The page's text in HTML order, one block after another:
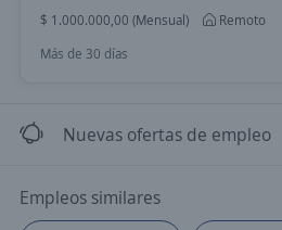
$ 1.000.000,00 (Mensual)
Remoto
Más de 30 días
Nuevas ofertas de empleo
Empleos similares